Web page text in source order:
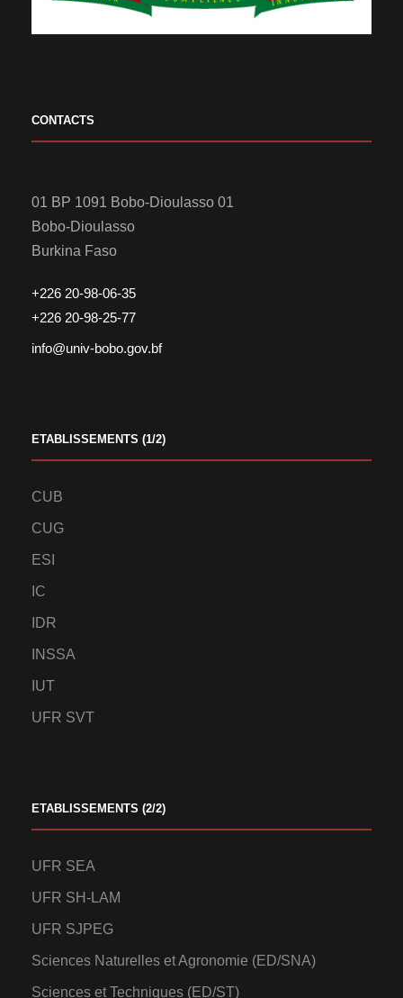
CONTACTS
01 BP 1091 Bobo-Dioulasso 01
Bobo-Dioulasso
Burkina Faso
+226 20-98-06-35
+226 20-98-25-77
info@univ-bobo.gov.bf
ETABLISSEMENTS (1/2)
CUB
CUG
ESI
IC
IDR
INSSA
IUT
UFR SVT
ETABLISSEMENTS (2/2)
UFR SEA
UFR SH-LAM
UFR SJPEG
Sciences Naturelles et Agronomie (ED/SNA)
Sciences et Techniques (ED/ST)